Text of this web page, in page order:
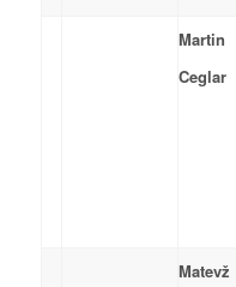
Martin
Ceglar
Matevž